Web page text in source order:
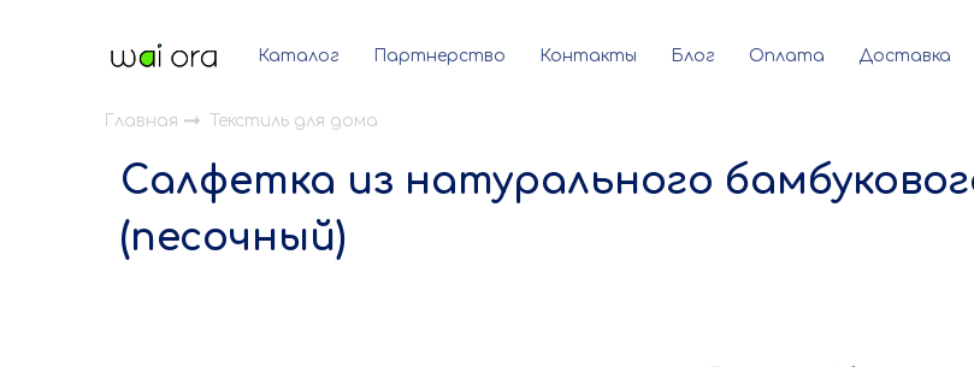
Каталог Партнерство Контакты Блог Оплата Доставка
Главная Текстиль для дома
Салфетка из натурального
(песочный)